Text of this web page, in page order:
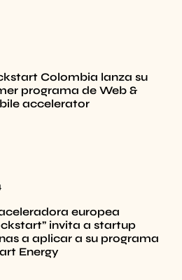
Colombia lanza su
programa de Web &
accelerator
europea
invita a startup
a aplicar a su programa
Energy